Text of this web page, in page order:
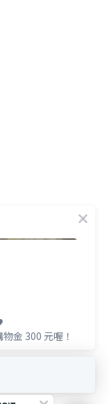
金 300 元喔！